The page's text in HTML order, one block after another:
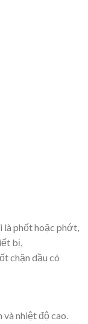
là phốt hoặc phớt,
bị,
chặn dầu có
nhiệt độ cao.